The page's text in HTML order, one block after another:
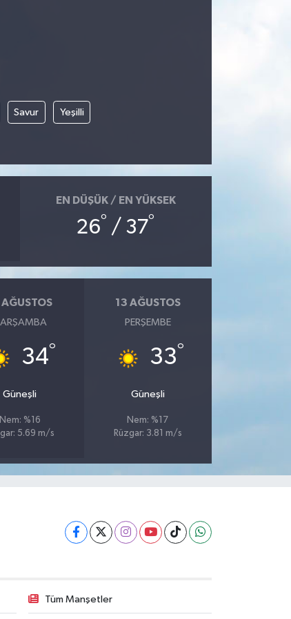
Savur Yeşilli
EN DÜŞÜK / EN YÜKSEK
26° / 37°
AĞUSTOS
34°
Güneşli
Nem: %16
5.69 m/s
13 AĞUSTOS
PERŞEMBE
33°
Güneşli
Nem: %17
Rüzgar: 3.81 m/s
Tüm Manşetler